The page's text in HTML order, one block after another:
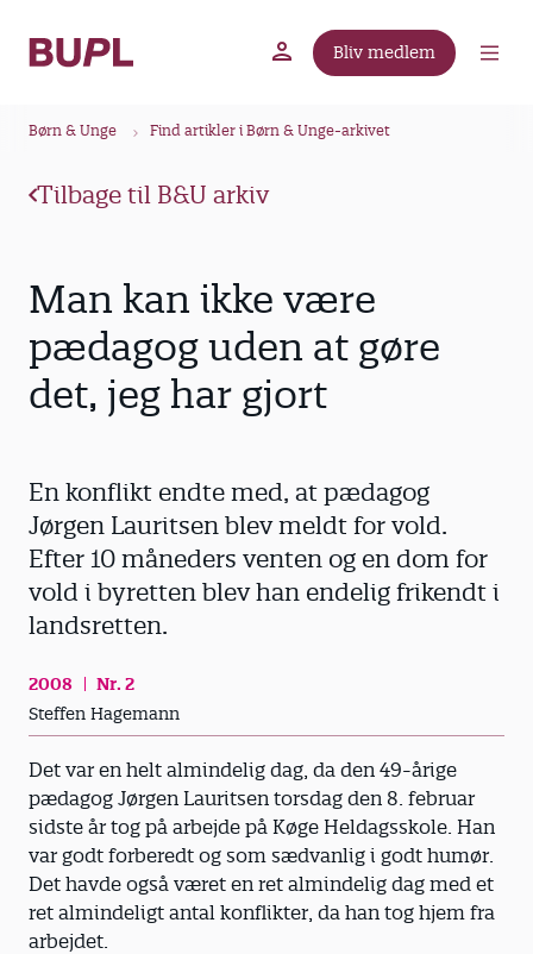
Bliv medlem
Børn & Unge Find artikler i Børn & Unge-arkivet
Tilbage til B&U arkiv
Man kan ikke være
pædagog uden at gøre
det, jeg har gjort
En konflikt endte med, at pædagog
Jørgen Lauritsen blev meldt for vold.
Efter 10 måneders venten og en dom for
vold i byretten blev han endelig frikendt i
landsretten.
2008
Nr. 2
Steffen Hagemann
Det var en helt almindelig dag, da den 49-årige
pædagog Jørgen Lauritsen torsdag den 8. februar
sidste år tog på arbejde på Køge Heldagsskole. Han
var godt forberedt og som sædvanlig i godt humør.
Det havde også været en ret almindelig dag med et
ret almindeligt antal konflikter, da han tog hjem fra
arbejdet.